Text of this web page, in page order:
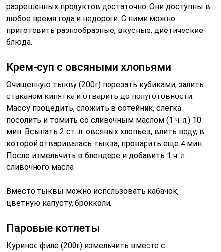
разрешенных продуктов достаточно. Они доступны в
любое время года и недороги. С ними можно
приготовить разнообразные, вкусные, диетические
блюда.
Крем-суп с овсяными хлопьями
Очищенную тыкву (200г) порезать кубиками, залить
стаканом кипятка и отварить до полуготовности.
Массу процедить, сложить в сотейник, слегка
посолить и томить со сливочным маслом (1 ч. л.) 10
мин. Всыпать 2 ст. л. овсяных хлопьев, влить воду, в
которой отваривалась тыква, проварить еще 4 мин.
После измельчить в блендере и добавить 1 ч. л.
сливочного масла.
Вместо тыквы можно использовать кабачок,
цветную капусту, брокколи.
Паровые котлеты
Куриное филе (200г) измельчить вместе с